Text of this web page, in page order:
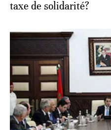
taxe de solidarité?